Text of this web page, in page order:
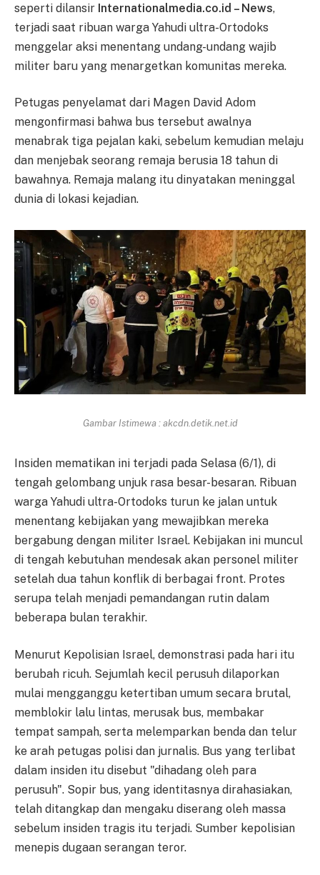
seperti dilansir Internationalmedia.co.id – News,
terjadi saat ribuan warga Yahudi ultra-Ortodoks
menggelar aksi menentang undang-undang wajib
militer baru yang menargetkan komunitas mereka.
Petugas penyelamat dari Magen David Adom
mengonfirmasi bahwa bus tersebut awalnya
menabrak tiga pejalan kaki, sebelum kemudian melaju
dan menjebak seorang remaja berusia 18 tahun di
bawahnya. Remaja malang itu dinyatakan meninggal
dunia di lokasi kejadian.
Gambar Istimewa : akcdn.detik.net.id
Insiden mematikan ini terjadi pada Selasa (6/1), di
tengah gelombang unjuk rasa besar-besaran. Ribuan
warga Yahudi ultra-Ortodoks turun ke jalan untuk
menentang kebijakan yang mewajibkan mereka
bergabung dengan militer Israel. Kebijakan ini muncul
di tengah kebutuhan mendesak akan personel militer
setelah dua tahun konflik di berbagai front. Protes
serupa telah menjadi pemandangan rutin dalam
beberapa bulan terakhir.
Menurut Kepolisian Israel, demonstrasi pada hari itu
berubah ricuh. Sejumlah kecil perusuh dilaporkan
mulai mengganggu ketertiban umum secara brutal,
memblokir lalu lintas, merusak bus, membakar
tempat sampah, serta melemparkan benda dan telur
ke arah petugas polisi dan jurnalis. Bus yang terlibat
dalam insiden itu disebut "dihadang oleh para
perusuh". Sopir bus, yang identitasnya dirahasiakan,
telah ditangkap dan mengaku diserang oleh massa
sebelum insiden tragis itu terjadi. Sumber kepolisian
menepis dugaan serangan teror.